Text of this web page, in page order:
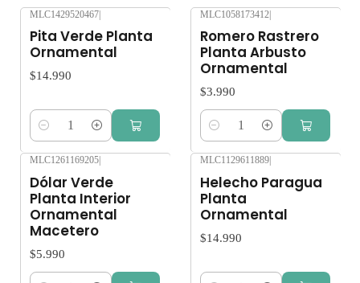
MLC1429520467
Pita Verde Planta
Ornamental
$14.990
Cantidad
MLC1058173412
Romero Rastrero
Planta Arbusto
Ornamental
$3.990
Cantidad
MLC1261169205
Dólar Verde
Planta Interior
Ornamental
Macetero
$5.990
MLC1129611889
Helecho Paragua
Planta
Ornamental
$14.990